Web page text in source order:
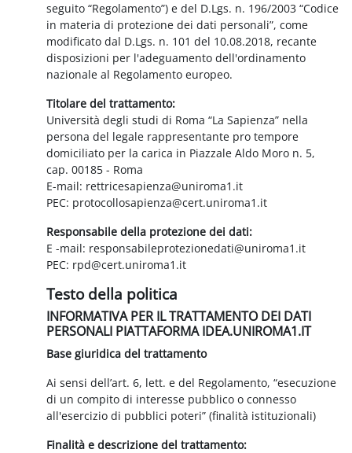
seguito “Regolamento”) e del D.Lgs. n. 196/2003 “Codice
in materia di protezione dei dati personali”, come
modificato dal D.Lgs. n. 101 del 10.08.2018, recante
disposizioni per l'adeguamento dell'ordinamento
nazionale al Regolamento europeo.
Titolare del trattamento:
Università degli studi di Roma “La Sapienza” nella
persona del legale rappresentante pro tempore
domiciliato per la carica in Piazzale Aldo Moro n. 5,
cap. 00185 - Roma
E-mail: rettricesapienza@uniroma1.it
PEC: protocollosapienza@cert.uniroma1.it
Responsabile della protezione dei dati:
E -mail: responsabileprotezionedati@uniroma1.it
PEC: rpd@cert.uniroma1.it
Testo della politica
INFORMATIVA PER IL TRATTAMENTO DEI DATI
PERSONALI PIATTAFORMA IDEA.UNIROMA1.IT
Base giuridica del trattamento
Ai sensi dell’art. 6, lett. e del Regolamento, “esecuzione
di un compito di interesse pubblico o connesso
all'esercizio di pubblici poteri” (finalità istituzionali)
Finalità e descrizione del trattamento: